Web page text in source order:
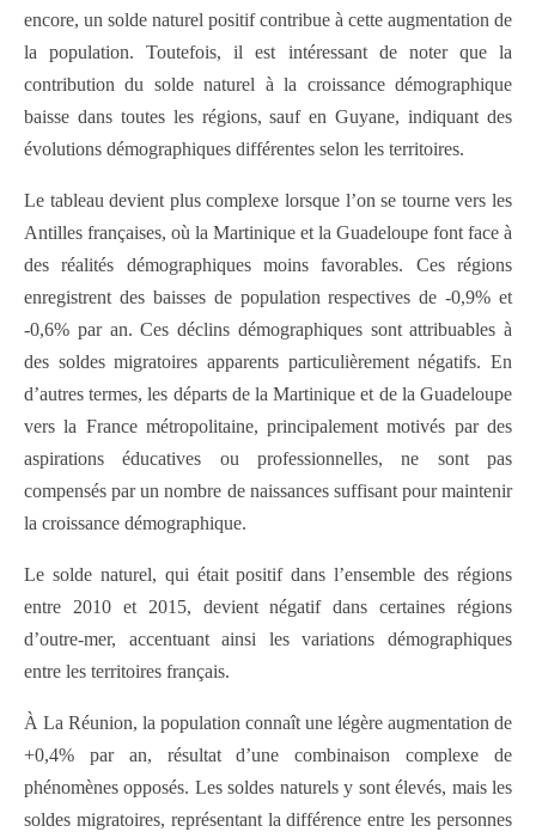
encore, un solde naturel positif contribue à cette augmentation de
la population. Toutefois, il est intéressant de noter que la
contribution du solde naturel à la croissance démographique
baisse dans toutes les régions, sauf en Guyane, indiquant des
évolutions démographiques différentes selon les territoires.
Le tableau devient plus complexe lorsque l’on se tourne vers les
Antilles françaises, où la Martinique et la Guadeloupe font face à
des réalités démographiques moins favorables. Ces régions
enregistrent des baisses de population respectives de -0,9% et
-0,6% par an. Ces déclins démographiques sont attribuables à
des soldes migratoires apparents particulièrement négatifs. En
d’autres termes, les départs de la Martinique et de la Guadeloupe
vers la France métropolitaine, principalement motivés par des
aspirations éducatives ou professionnelles, ne sont pas
compensés par un nombre de naissances suffisant pour maintenir
la croissance démographique.
Le solde naturel, qui était positif dans l’ensemble des régions
entre 2010 et 2015, devient négatif dans certaines régions
d’outre-mer, accentuant ainsi les variations démographiques
entre les territoires français.
À La Réunion, la population connaît une légère augmentation de
+0,4% par an, résultat d’une combinaison complexe de
phénomènes opposés. Les soldes naturels y sont élevés, mais les
soldes migratoires, représentant la différence entre les personnes